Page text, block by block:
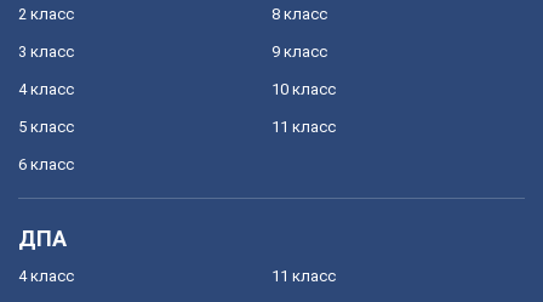
2 класс
3 класс
4 класс
5 класс
6 класс
8 класс
9 класс
10 класс
11 класс
ДПА
4 класс 11 класс